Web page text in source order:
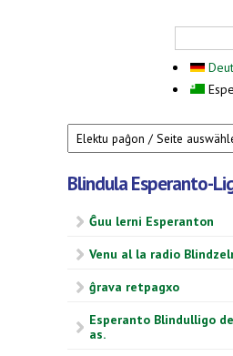
Blindula Esperanto-
Ĝuu lerni Esperanton
Venu al la radio
ĝrava retpagxo
Esperanto Blindulligo
as.